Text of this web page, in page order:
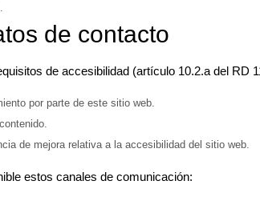
de contacto
de accesibilidad (artículo 10.2.a del RD
por parte de este sitio web.
de mejora relativa a la accesibilidad del sitio web.
estos canales de comunicación: